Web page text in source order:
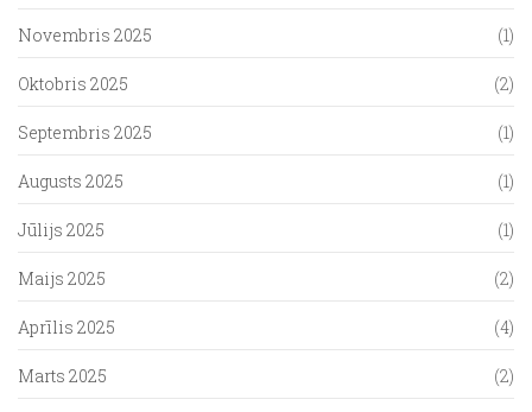
Novembris 2025 (1)
Oktobris 2025 (2)
Septembris 2025 (1)
Augusts 2025 (1)
Jūlijs 2025 (1)
Maijs 2025 (2)
Aprīlis 2025 (4)
Marts 2025 (2)